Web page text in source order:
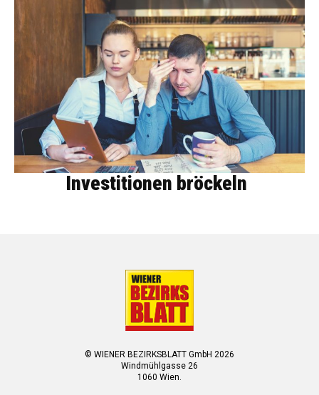
Investitionen bröckeln
© WIENER BEZIRKSBLATT GmbH 2026
Windmühlgasse 26
1060 Wien.